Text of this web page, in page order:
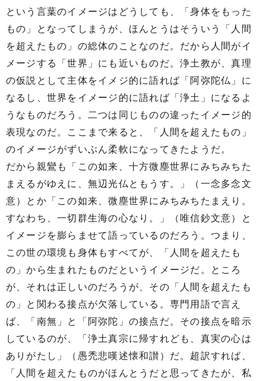
という言葉のイメージはどうしても、「身体をもった
もの」となってしまうが、ほんとうはそういう「人間
を超えたもの」の総体のことなのだ。だから人間がイ
メージする「世界」にも近いものだ。浄土教が、真理
の仮説として主体をイメジ的に語れば「阿弥陀仏」に
なるし、世界をイメージ的に語れば「浄土」になるよ
うなものだろう。二つは同じものの違ったイメージ的
表現なのだ。ここまで来ると、「人間を超えたもの」
のイメージがずいぶん柔軟になってきたようだ。
だから親鸞も「この如来、十方微塵世界にみちみちた
まえるがゆえに、無辺光仏ともうす。」（一念多念文
意）とか「この如来、微塵世界にみちみちたまえり。
すなわち、一切群生海の心なり。」（唯信鈔文意）と
イメージを膨らませて語っているのだろう。つまり、
この世の環境も身体もすべてが、「人間を超えたも
の」から生まれたものだというイメージだ。ところ
が、それは正しいのだろうが、その「人間を超えたも
の」と関わる接点が欠落している。専門用語で言え
ば、「南無」と「阿弥陀」の接点だ。その接点を暗示
しているのが、「浄土真宗に帰すれども、真実の心は
ありがたし」（愚禿悲嘆述懐和讃）だ。超訳すれば、
「人間を超えたものがほんとうだと思ってきたが、私